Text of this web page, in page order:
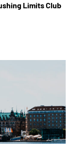
Limits Club